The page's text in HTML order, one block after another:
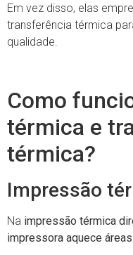
Em vez disso, elas
transferência térmica
qualidade.
Como
térmica e
térmica?
Impressão
Na impressão térmica
impressora aquece